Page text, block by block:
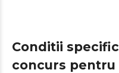
Conditii
concurs pentru